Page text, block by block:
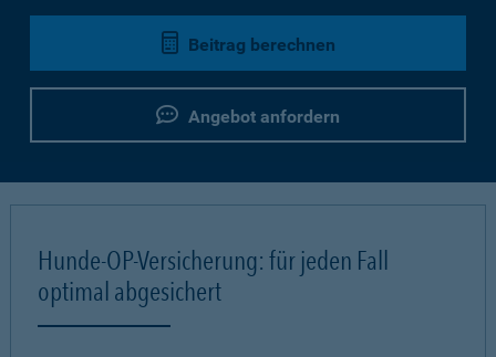
Beitrag berechnen
Angebot anfordern
Hunde-OP-Versicherung: für jeden Fall
optimal abgesichert